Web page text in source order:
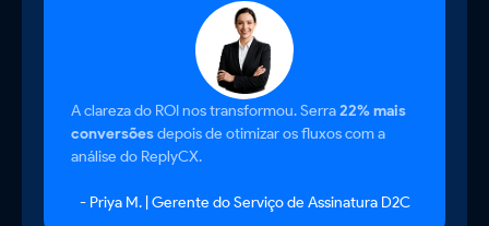
A clareza do ROI nos transformou. Serra22% mais
conversõesdepois de otimizar os fluxos com a
análise do ReplyCX.
- Priya M. | Gerente do Serviço de Assinatura D2C